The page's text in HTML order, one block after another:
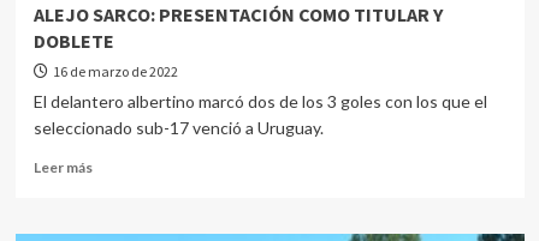
ALEJO SARCO: PRESENTACIÓN COMO TITULAR Y
DOBLETE
16 de marzo de 2022
El delantero albertino marcó dos de los 3 goles con los que el
seleccionado sub-17 venció a Uruguay.
Leer más